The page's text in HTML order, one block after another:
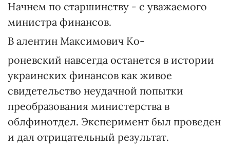
Начнем по старшинству - с уважаемого
министра финансов.
В алентин Максимович Ко-
роневский навсегда останется в истории
украинских финансов как живое
свидетельство неудачной попытки
преобразования министерства в
облфинотдел. Эксперимент был проведен
и дал отрицательный результат.